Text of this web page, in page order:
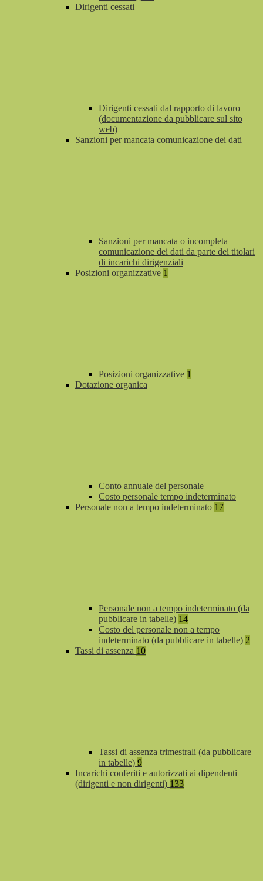
Dirigenti cessati
Dirigenti cessati dal rapporto di lavoro
(documentazione da pubblicare sul sito
web)
Sanzioni per mancata comunicazione dei dati
Sanzioni per mancata o incompleta
comunicazione dei dati da parte dei titolari
di incarichi dirigenziali
Posizioni organizzative 1
Posizioni organizzative 1
Dotazione organica
Conto annuale del personale
Costo personale tempo indeterminato
Personale non a tempo indeterminato 17
Personale non a tempo indeterminato (da
pubblicare in tabelle) 14
Costo del personale non a tempo
indeterminato (da pubblicare in tabelle) 2
Tassi di assenza 10
Tassi di assenza trimestrali (da pubblicare
in tabelle) 9
Incarichi conferiti e autorizzati ai dipendenti
(dirigenti e non dirigenti) 133